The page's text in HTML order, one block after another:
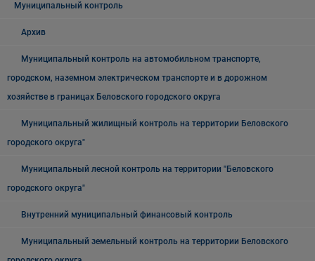
Муниципальный контроль
Архив
Муниципальный контроль на автомобильном транспорте,
городском, наземном электрическом транспорте и в дорожном
хозяйстве в границах Беловского городского округа
Муниципальный жилищный контроль на территории Беловского
городского округа"
Муниципальный лесной контроль на территории "Беловского
городского округа"
Внутренний муниципальный финансовый контроль
Муниципальный земельный контроль на территории Беловского